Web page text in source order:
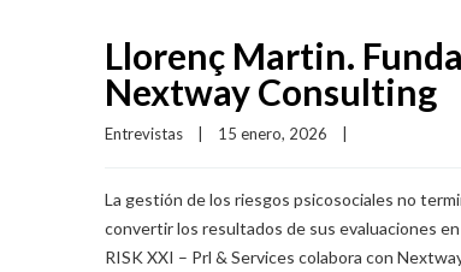
Llorenç Martin.
Nextway Consulting
Entrevistas 15 enero, 2026
La gestión de los riesgos psicosociales no
convertir los resultados de sus evaluaciones
RISK XXI – Prl & Services colabora con